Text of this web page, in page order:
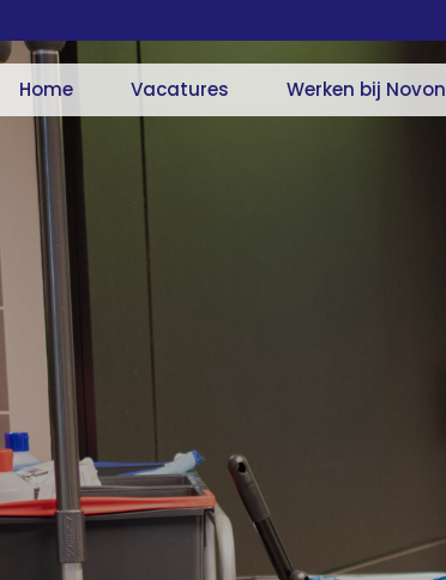
Home Vacatures Werken bij Novon